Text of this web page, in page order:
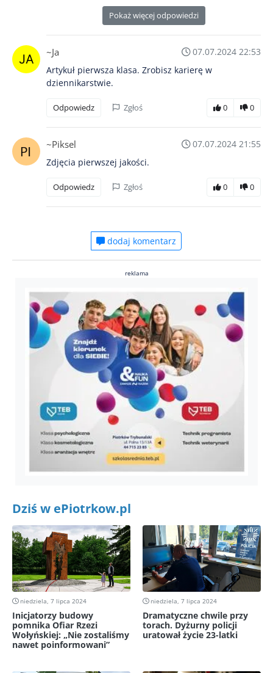
Pokaż więcej odpowiedzi
~Ja
07.07.2024 22:53
Artykuł pierwsza klasa. Zrobisz karierę w
dziennikarstwie.
Odpowiedz Zgłoś 0 0
~Piksel
07.07.2024 21:55
Zdjęcia pierwszej jakości.
Odpowiedz Zgłoś 0 0
dodaj komentarz
reklama
Dziś w ePiotrkow.pl
niedziela, 7 lipca 2024
Inicjatorzy budowy
pomnika Ofiar Rzezi
Wołyńskiej: „Nie zostaliśmy
nawet poinformowani”
niedziela, 7 lipca 2024
Dramatyczne chwile przy
torach. Dyżurny policji
uratował życie 23-latki